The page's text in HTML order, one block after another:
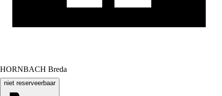
HORNBACH Breda
niet reserveerbaar